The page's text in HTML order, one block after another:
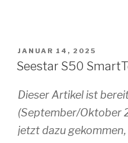
VERÖFFENTLICHT
AM
JANUAR 14, 2025
Seestar S50
Dieser Artikel ist
(September/Oktober
jetzt dazu